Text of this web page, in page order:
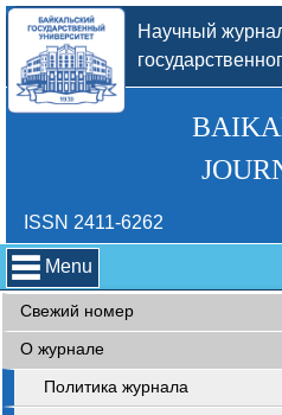
Научный
ISSN 2411-6262
Menu
Свежий номер
О журнале
Политика журнала